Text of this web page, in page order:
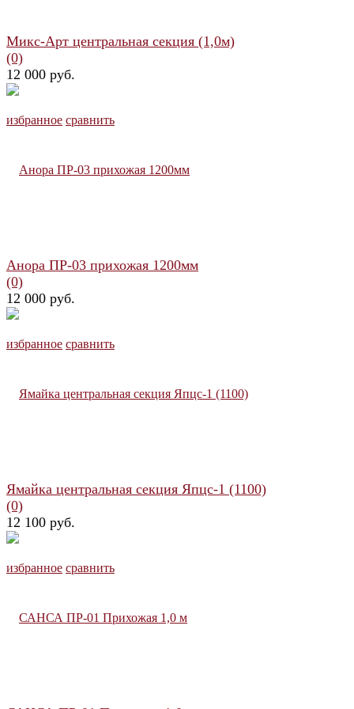
избранное сравнить
Микс-Арт центральная секция (1,0м)
(0)
12 000 руб.
избранное сравнить
Анора ПР-03 прихожая 1200мм
(0)
12 000 руб.
избранное сравнить
Ямайка центральная секция Япцс-1 (1100)
(0)
12 100 руб.